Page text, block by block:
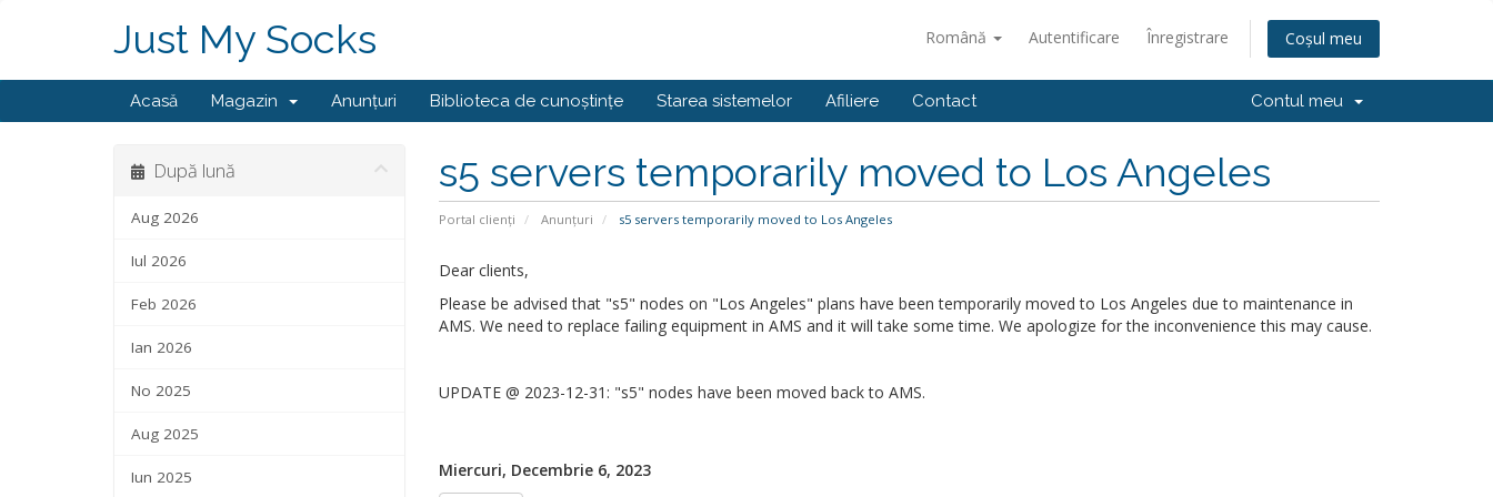
Română Autentificare Înregistrare Coșul meu
Just My Socks
Acasă Magazin Anunțuri Biblioteca de cunoștințe Starea sistemelor Afiliere Contact Contul meu
s5 servers temporarily moved to Los Angeles
Portal clienți Anunțuri s5 servers temporarily moved to Los Angeles
După lună
Aug 2026
Iul 2026
Feb 2026
Ian 2026
No 2025
Aug 2025
Iun 2025
Dear clients,
Please be advised that "s5" nodes on "Los Angeles" plans have been temporarily moved to Los Angeles due to maintenance in
AMS. We need to replace failing equipment in AMS and it will take some time. We apologize for the inconvenience this may cause.
UPDATE @ 2023-12-31: "s5" nodes have been moved back to AMS.
Miercuri, Decembrie 6, 2023